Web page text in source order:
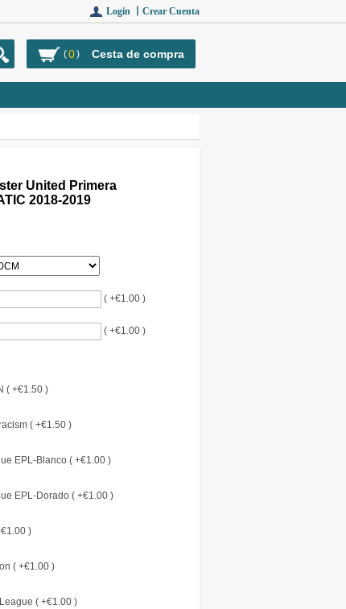
Login 丨 Crear Cuenta
(0) Cesta de compra
United Primera
2018-2019
( +€1.00 )
( +€1.00 )
( +€1.50 )
( +€1.50 )
EPL-Blanco ( +€1.00 )
EPL-Dorado ( +€1.00 )
)
( +€1.00 )
( +€1.00 )